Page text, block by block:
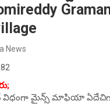
News
విధంగా మైన్స్ మాఫియా ఏదేచిగా